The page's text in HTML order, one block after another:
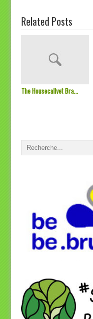
Related Posts
The Housecallvet Bra...